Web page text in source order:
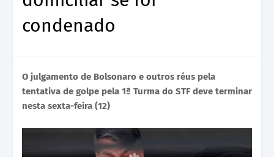
condenado
O julgamento de Bolsonaro e outros réus pela
tentativa de golpe pela 1ª Turma do STF deve terminar
nesta sexta-feira (12)